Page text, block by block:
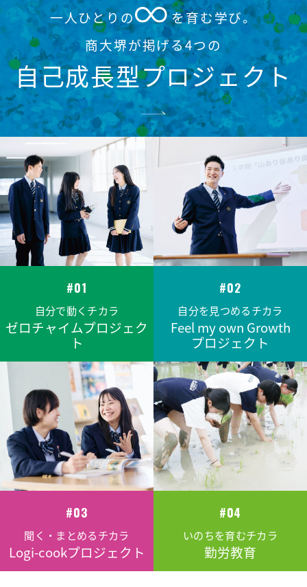
#01
自分で動くチカラ
ゼロチャイムプロジェク
ト
#02
自分を見つめるチカラ
Feel my own Growth
プロジェクト
#03
聞く・まとめるチカラ
Logi-cookプロジェクト
#04
いのちを育むチカラ
勤労教育
一人ひとりの
を育む学び。
商⼤堺が掲げる4つの
自己成長型プロジェクト